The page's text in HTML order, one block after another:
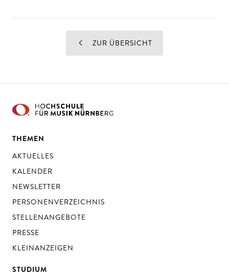
ZUR ÜBERSICHT
THEMEN
AKTUELLES
KALENDER
NEWSLETTER
PERSONENVERZEICHNIS
STELLENANGEBOTE
PRESSE
KLEINANZEIGEN
STUDIUM